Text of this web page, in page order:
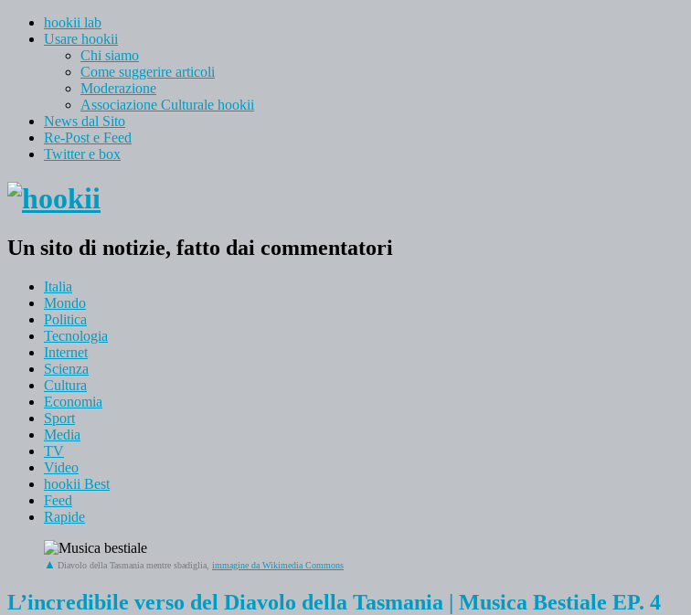
hookii lab
Usare hookii
Chi siamo
Come suggerire articoli
Moderazione
Associazione Culturale hookii
News dal Sito
Re-Post e Feed
Twitter e box
Un sito di notizie, fatto dai commentatori
Italia
Mondo
Politica
Tecnologia
Internet
Scienza
Cultura
Economia
Sport
Media
TV
Video
hookii Best
Feed
Rapide
Diavolo della Tasmania mentre sbadiglia, immagine da Wikimedia Commons
L’incredibile verso del Diavolo della Tasmania | Musica Bestiale EP. 4